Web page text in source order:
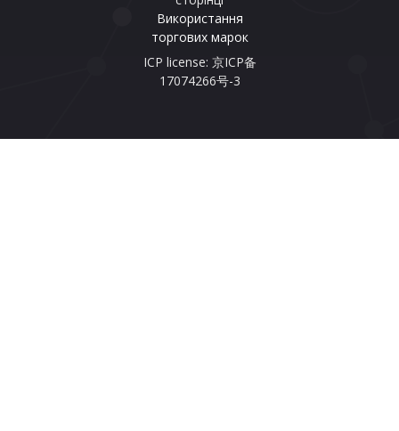
Використання
торгових марок
ICP license: 京ICP备
17074266号-3